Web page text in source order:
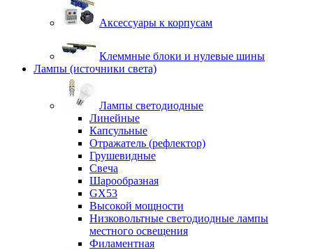
Аксессуары к корпусам
Клеммные блоки и нулевые шины
Лампы (источники света)
Лампы светодиодные
Линейные
Капсульные
Отражатель (рефлектор)
Грушевидные
Свеча
Шарообразная
GX53
Высокой мощности
Низковольтные светодиодные лампы
местного освещения
Филаментная